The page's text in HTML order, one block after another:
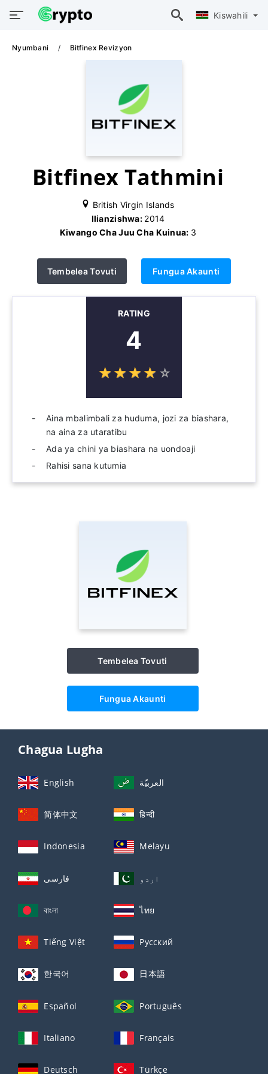
Kiswahili
Nyumbani Bitfinex Revizyon
Bitfinex Tathmini
British Virgin Islands
Ilianzishwa: 2014
Kiwango Cha Juu Cha Kuinua: 3
Tembelea Tovuti Fungua Akaunti
RATING
4
☆☆☆☆ ☆
★★★★ ★
Aina mbalimbali za huduma, jozi za biashara,
na aina za utaratibu
Ada ya chini ya biashara na uondoaji
Rahisi sana kutumia
Tembelea Tovuti
Fungua Akaunti
Chagua Lugha
English العربيّة
简体中文 हिन्दी
Indonesia Melayu
فارسی اردو
বাংলা ไทย
Tiếng Việt Русский
한국어 日本語
Español Português
Italiano Français
Deutsch Türkçe